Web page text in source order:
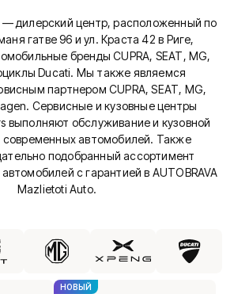
— дилерский центр, расположенный по
гатве 96 и ул. Краста 42 в Риге,
бренды CUPRA, SEAT, MG,
Ducati. Мы также являемся
партнером CUPRA, SEAT, MG,
Сервисные и кузовные центры
выполняют обслуживание и кузовной
автомобилей. Также
подобранный ассортимент
с гарантией в AUTOBRAVA
Mazlietoti Auto.
НОВЫЙ